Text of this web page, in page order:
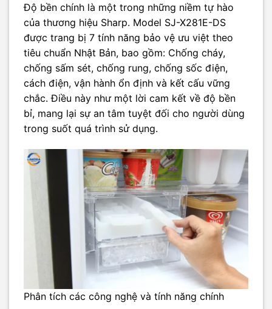
Độ bền chính là một trong những niềm tự hào
của thương hiệu Sharp. Model SJ-X281E-DS
được trang bị 7 tính năng bảo vệ ưu việt theo
tiêu chuẩn Nhật Bản, bao gồm: Chống cháy,
chống sấm sét, chống rung, chống sốc điện,
cách điện, vận hành ổn định và kết cấu vững
chắc. Điều này như một lời cam kết về độ bền
bỉ, mang lại sự an tâm tuyệt đối cho người dùng
trong suốt quá trình sử dụng.
Phân tích các công nghệ và tính năng chính